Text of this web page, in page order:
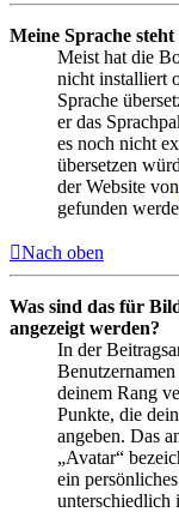
Meine Sprache
Meist hat die
nicht installiert
Sprache
er das
es noch nicht
übersetzen
der Website von
gefunden
Nach oben
Was sind das für
angezeigt werden?
In der
deinem Rang
Punkte, die
angeben. Das
„Avatar“
ein
unterschiedlich